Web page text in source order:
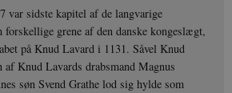
var sidste kapitel af de langvarige
grene af den danske kongeslægt,
på Knud Lavard i 1131. Såvel Knud
af Knud Lavards drabsmand Magnus
søn Svend Grathe lod sig hylde som